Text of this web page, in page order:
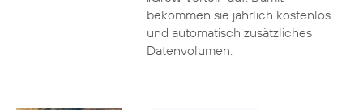
bekommen sie jährlich kostenlos
und automatisch zusätzliches
Datenvolumen.